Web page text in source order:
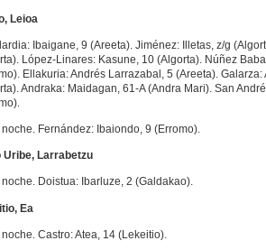
Leioa
Ibaigane, 9 (Areeta). Jiménez: Illetas, z/g
López-Linares: Kasune, 10 (Algorta). Núñez
Ellakuria: Andrés Larrazabal, 5 (Areeta). Galarza:
Andraka: Maidagan, 61-A (Andra Mari). San
noche. Fernández: Ibaiondo, 9 (Erromo).
Uribe, Larrabetzu
noche. Doistua: Ibarluze, 2 (Galdakao).
Ea
Castro: Atea, 14 (Lekeitio).